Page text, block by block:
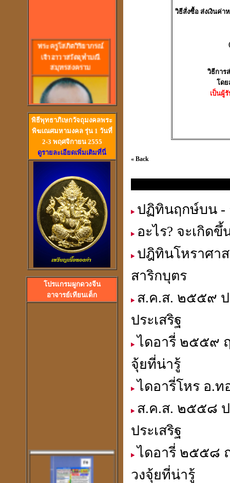
พระครูโสภิตวิริยาภรณ์
เจ้าอาวาสวัดจุฬามณี
สมุทรสงคราม
วัดสวนหงส์ สุพรรณบุรี
ลวงพ่อปลื้ม วัดสวนหงส
พระอาจารย์ปุ้ม วัดศาลาแดง
พิธีพุทธาภิเษกวัจถุมงคลพระ
พิฆเณศมหามงคล รุ่น 1 วันที่
2-3 พฤศจิกายน 2555
ดูรายละเอียดเพิ่มเติมที่นี่
โปรแกรมผูกดวงจีน
อาจารย์เทียนเต็ก
วิธีสั่งซื้อ ส่งเงินค่า
(
วิธีการ
โด
เป็นผู้
« Back
ปฏิทินฤกษ์บน -
อะไร? จะเกิด
ปฎิทินโหราศา
สาริกบุตร
ส.ค.ส. ๒๕๕๙
ประเสริฐ
ไดอารี่ ๒๕๕๙
จุ้ยที่น่ารู้
ไดอารี่โหร อ.ท
ส.ค.ส. ๒๕๕๘
ประเสริฐ
ไดอารี่ ๒๕๕๘
วงจุ้ยที่น่ารู้